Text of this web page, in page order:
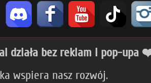
działa bez reklam i pop-upa
wspiera nasz rozwój.